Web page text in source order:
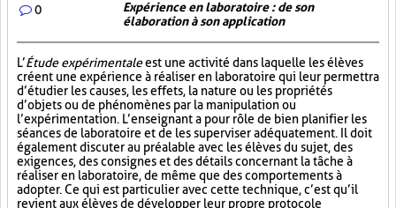
0
Expérience en laboratoire : de son
élaboration à son application
L’Étude expérimentaleest une activité dans laquelle les élèves
créent une expérience à réaliser en laboratoire qui leur permettra
d’étudier les causes, les effets, la nature ou les propriétés
d’objets ou de phénomènes par la manipulation ou
l’expérimentation. L’enseignant a pour rôle de bien planifier les
séances de laboratoire et de les superviser adéquatement. Il doit
également discuter au préalable avec les élèves du sujet, des
exigences, des consignes et des détails concernant la tâche à
réaliser en laboratoire, de même que des comportements à
adopter. Ce qui est particulier avec cette technique, c’est qu’il
revient aux élèves de développer leur propre protocole